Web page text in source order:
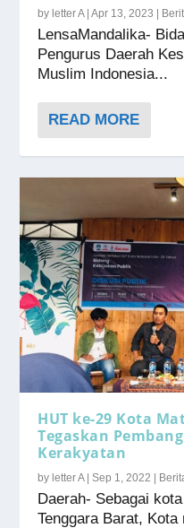
by letter A|Apr 13, 2023
LensaMandalika-
Pengurus Daerah
Muslim Indonesia...
READ MORE
HUT ke-29 Kota
Tegaskan
Kerakyatan
byletter A|Sep 1, 2022 |
Daerah- Sebagai
Tenggara Barat,